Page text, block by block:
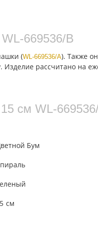
B
(WL-669536/А). Также
Изделие рассчитано на
см
Бум
см